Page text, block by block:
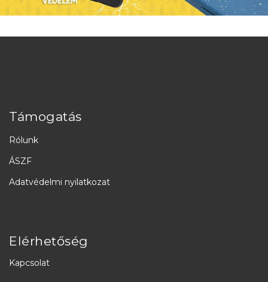
Támogatás
Rólunk
ÁSZF
Adatvédelmi nyilatkozat
Elérhetőség
Kapcsolat